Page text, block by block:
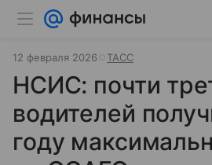
12 февраля 2026 ТАСС
НСИС: почти
водителей
году